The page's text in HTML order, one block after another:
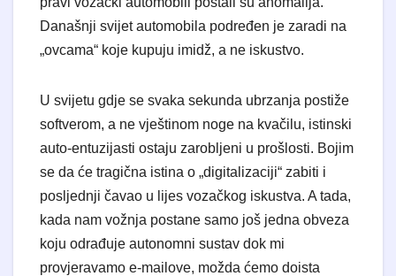
Današnji svijet automobila podređen je zaradi na
„ovcama“ koje kupuju imidž, a ne iskustvo.
U svijetu gdje se svaka sekunda ubrzanja postiže
softverom, a ne vještinom noge na kvačilu, istinski
auto-entuzijasti ostaju zarobljeni u prošlosti. Bojim
se da će tragična istina o „digitalizaciji“ zabiti i
posljednji čavao u lijes vozačkog iskustva. A tada,
kada nam vožnja postane samo još jedna obveza
koju odrađuje autonomni sustav dok mi
provjeravamo e-mailove, možda ćemo doista